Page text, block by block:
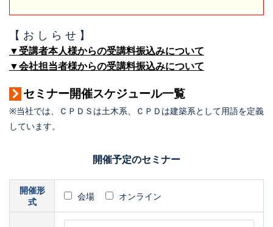
【 お し ら せ 】
▼受講者本人様からの受講料振込みについて
▼会社担当者様からの受講料振込みについて
セミナー開催スケジュール一覧
※当社では、ＣＰＤＳは土木系、ＣＰＤは建築系として用語を定義
しています。
開催予定のセミナー
開催形
式
会場 オンライン